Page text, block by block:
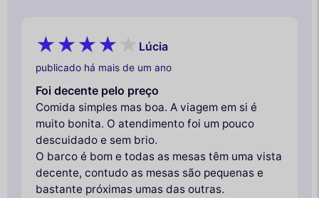
Lúcia
publicado há mais de um ano
Foi decente pelo preço
Comida simples mas boa. A viagem em si é
muito bonita. O atendimento foi um pouco
descuidado e sem brio.
O barco é bom e todas as mesas têm uma vista
decente, contudo as mesas são pequenas e
bastante próximas umas das outras.